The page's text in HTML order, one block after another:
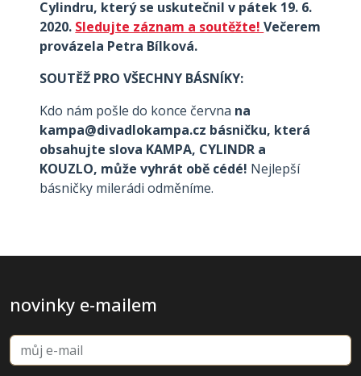
Cylindru, který se uskutečnil v pátek 19. 6.
2020. Sledujte záznam a soutěžte!Večerem
provázela Petra Bílková.
SOUTĚŽ PRO VŠECHNY BÁSNÍKY:
Kdo nám pošle do konce června na
kampa@divadlokampa.cz básničku, která
obsahujte slova KAMPA, CYLINDR a
KOUZLO, může vyhrát obě cédé! Nejlepší
básničky milerádi odměníme.
novinky e-mailem